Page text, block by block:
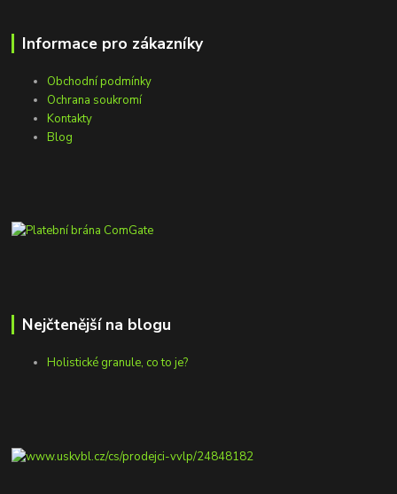
Informace pro zákazníky
Obchodní podmínky
Ochrana soukromí
Kontakty
Blog
Nejčtenější na blogu
Holistické granule, co to je?